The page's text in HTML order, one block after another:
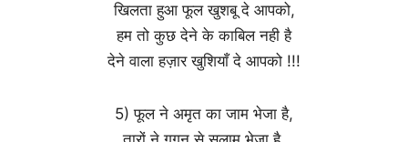
खिलता हुआ फूल खुशबू दे आपको,
हम तो कुछ देने के काबिल नही है
देने वाला हज़ार खुशियाँ दे आपको !!!
5) फूल ने अमृत का जाम भेजा है,